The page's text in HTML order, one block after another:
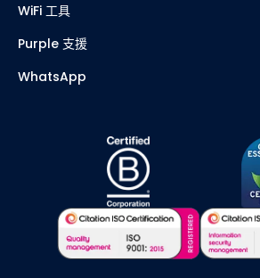
WiFi 工具
Purple 支援
WhatsApp